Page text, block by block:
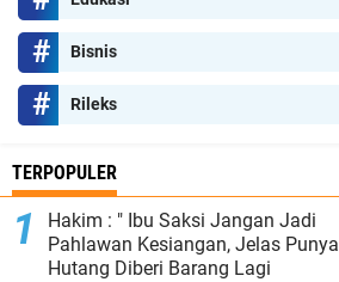
Bisnis
Rileks
TERPOPULER
Hakim : " Ibu Saksi Jangan Jadi
Pahlawan Kesiangan, Jelas Punya
Hutang Diberi Barang Lagi